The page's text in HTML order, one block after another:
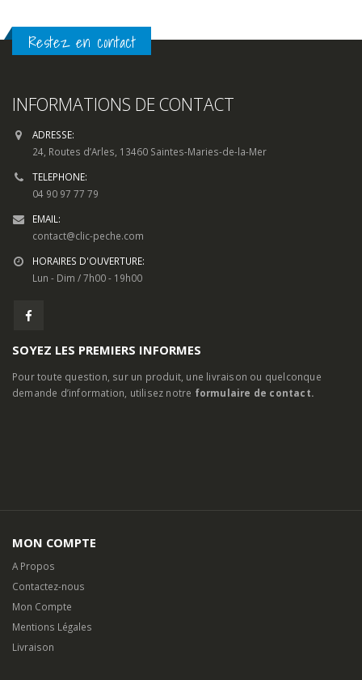
Restez en contact
INFORMATIONS DE CONTACT
ADRESSE:
24, Routes d’Arles, 13460 Saintes-Maries-de-la-Mer
TELEPHONE:
04 90 97 77 79
EMAIL:
contact@clic-peche.com
HORAIRES D'OUVERTURE:
Lun - Dim / 7h00 - 19h00
SOYEZ LES PREMIERS INFORMES
Pour toute question, sur un produit, une livraison ou quelconque
demande d’information, utilisez notre formulaire de contact.
MON COMPTE
A Propos
Contactez-nous
Mon Compte
Mentions Légales
Livraison